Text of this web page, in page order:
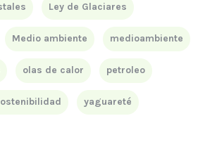
Ley de Glaciares
Medio ambiente medioambiente
olas de calor petroleo
yaguareté